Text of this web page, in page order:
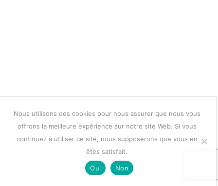
Nous utilisons des cookies pour nous assurer que nous vous
offrons la meilleure expérience sur notre site Web. Si vous
continuez à utiliser ce site, nous supposerons que vous en
êtes satisfait.
Oui Non